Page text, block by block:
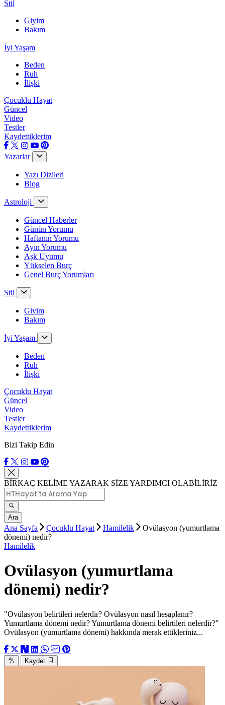
Stil
Giyim
Bakım
İyi Yaşam
Beden
Ruh
İlişki
Çocuklu Hayat
Güncel
Video
Testler
Kaydettiklerim
Yazarlar
Yazı Dizileri
Blog
Astroloji
Güncel Haberler
Günün Yorumu
Haftanın Yorumu
Ayın Yorumu
Aşk Uyumu
Yükselen Burç
Genel Burç Yorumları
Stil
Giyim
Bakım
İyi Yaşam
Beden
Ruh
İlişki
Çocuklu Hayat
Güncel
Video
Testler
Kaydettiklerim
Bizi Takip Edin
BİRKAÇ KELİME YAZARAK SİZE YARDIMCI OLABİLİRİZ
Ara
Ana Sayfa Çocuklu Hayat Hamilelik
Ovülasyon (yumurtlama
dönemi) nedir?
Hamilelik
Ovülasyon (yumurtlama
dönemi) nedir?
"Ovülasyon belirtileri nelerdir? Ovülasyon nasıl hesaplanır?
Yumurtlama dönemi nedir? Yumurtlama dönemi belirtileri nelerdir?"
Ovülasyon (yumurtlama dönemi) hakkında merak ettikleriniz...
Kaydet